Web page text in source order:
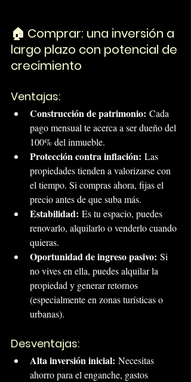
🏠 Comprar: una inversión a
largo plazo con potencial de
crecimiento
Ventajas:
Construcción de patrimonio: Cada
pago mensual te acerca a ser dueño del
100% del inmueble.
Protección contra inflación: Las
propiedades tienden a valorizarse con
el tiempo. Si compras ahora, fijas el
precio antes de que suba más.
Estabilidad: Es tu espacio, puedes
renovarlo, alquilarlo o venderlo cuando
quieras.
Oportunidad de ingreso pasivo: Si
no vives en ella, puedes alquilar la
propiedad y generar retornos
(especialmente en zonas turísticas o
urbanas).
Desventajas:
Alta inversión inicial: Necesitas
ahorro para el enganche, gastos